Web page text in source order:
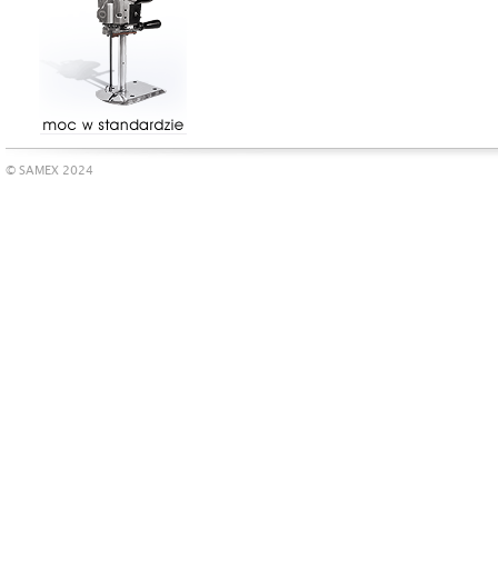
© SAMEX 2024